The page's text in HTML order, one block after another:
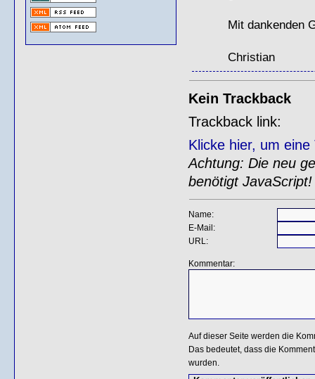
Mit dankenden
Christian
Kein Trackback
Trackback link:
Klicke hier, um
Achtung: Die neu
benötigt JavaScript!
Name:
E-Mail:
URL:
Kommentar:
Auf dieser Seite werden die
Das bedeutet, dass die
wurden.